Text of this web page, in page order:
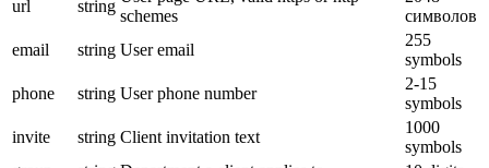
url
string
schemes
символов
email
string User email
255
symbols
phone
string User phone number
2-15
symbols
invite
string Client invitation text
1000
symbols